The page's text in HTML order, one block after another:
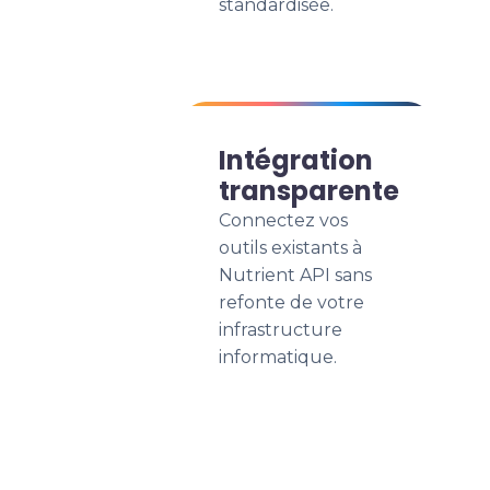
standardisée.
Intégration
transparente
Connectez vos
outils existants à
Nutrient API sans
refonte de votre
infrastructure
informatique.